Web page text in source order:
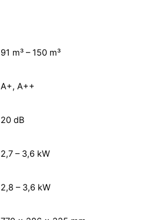
91 m³ – 150 m³
A+, A++
20 dB
2,7 – 3,6 kW
2,8 – 3,6 kW